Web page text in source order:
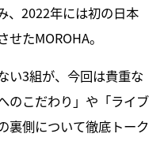
、2022年には初の日本
たMOROHA。
い3組が、今回は貴重な
のこだわり」や「ライブ
裏側について徹底トーク